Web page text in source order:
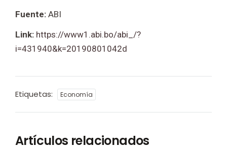
Fuente: ABI
Link: https://www1.abi.bo/abi_/?
i=431940&k=20190801042d
Etiquetas: Economía
Artículos relacionados